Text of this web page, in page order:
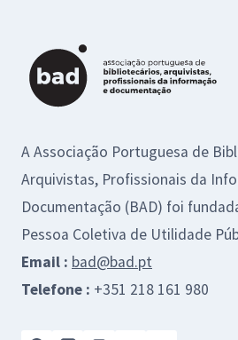
A Associação Portuguesa de
Arquivistas, Profissionais da
Documentação (BAD) foi
Pessoa Coletiva de Utilidade
Email : bad@bad.pt
Telefone : +351 218 161 980